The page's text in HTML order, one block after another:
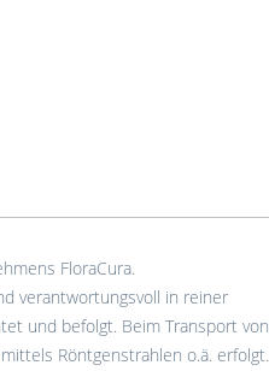
FloraCura.
verantwortungsvoll in reiner
und befolgt. Beim Transport von
Röntgenstrahlen o.ä. erfolgt.